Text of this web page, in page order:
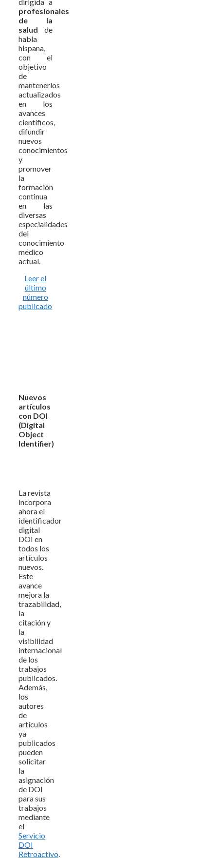
profesionales
de la
salud de
habla
hispana,
con el
objetivo
de
mantenerlos
actualizados
en los
avances
científicos,
difundir
nuevos
conocimientos
y
promover
la
formación
continua
en las
diversas
especialidades
del
conocimiento
médico
actual.
Leer el
último
número
publicado
Nuevos
artículos
con DOI
(Digital
Object
Identifier)
La revista
incorpora
ahora el
identificador
digital
DOI en
todos los
artículos
nuevos.
Este
avance
mejora la
trazabilidad,
la
citación y
la
visibilidad
internacional
de los
trabajos
publicados.
Además,
los
autores
de
artículos
ya
publicados
pueden
solicitar
la
asignación
de DOI
para sus
trabajos
mediante
el
Servicio
DOI
Retroactivo.